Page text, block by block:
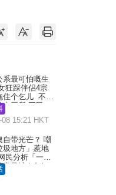
系最可怕嘅生
狂踩伴侣4宗
住个乞儿 不解
厕所 网民一
08 15:21 HKT
自带光芒？ 嘲
圾地方」惹地
民分析「一共
风波｜Juicy